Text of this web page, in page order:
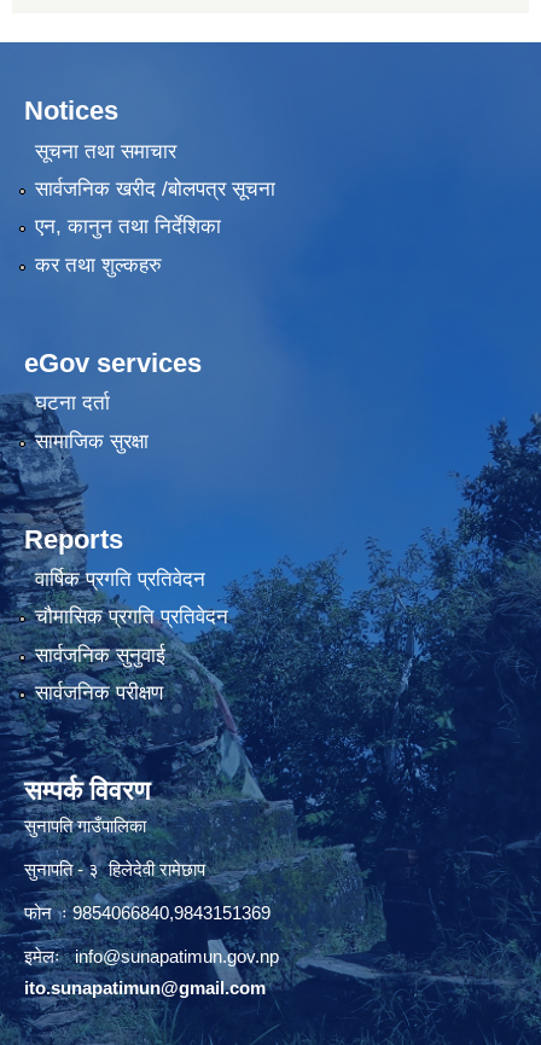
Notices
सूचना तथा समाचार
सार्वजनिक खरीद /बोलपत्र सूचना
एन, कानुन तथा निर्देशिका
कर तथा शुल्कहरु
eGov services
घटना दर्ता
सामाजिक सुरक्षा
Reports
वार्षिक प्रगति प्रतिवेदन
चौमासिक प्रगति प्रतिवेदन
सार्वजनिक सुनुवाई
सार्वजनिक परीक्षण
सम्पर्क विवरण
सुनापति गाउँपालिका
सुनापति - ३ हिलेदेवी रामेछाप
फोन ः 9854066840,9843151369
इमेलः info@sunapatimun.gov.np
ito.sunapatimun@gmail.com